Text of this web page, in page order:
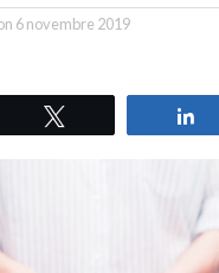
6 novembre 2019